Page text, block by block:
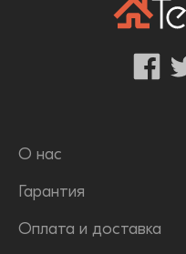
О нас
Гарантия
Оплата и доставка